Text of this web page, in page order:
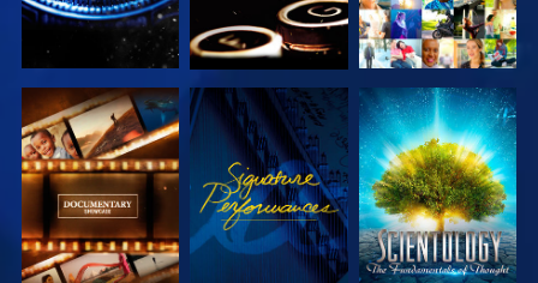
VERKEN DE
SERIE
KIJK
VERKEN DE
SERIE